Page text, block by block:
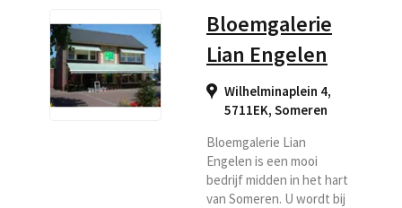
Bloemgalerie
Lian Engelen
Wilhelminaplein 4,
5711EK, Someren
Bloemgalerie Lian
Engelen is een mooi
bedrijf midden in het hart
van Someren. U wordt bij